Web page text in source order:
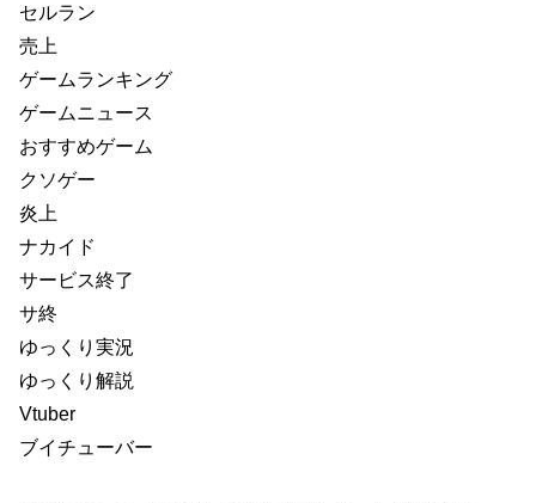
セルラン
売上
ゲームランキング
ゲームニュース
おすすめゲーム
クソゲー
炎上
ナカイド
サービス終了
サ終
ゆっくり実況
ゆっくり解説
Vtuber
ブイチューバー